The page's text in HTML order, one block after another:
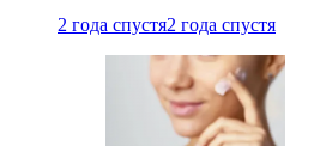
2 года спустя2 года спустя